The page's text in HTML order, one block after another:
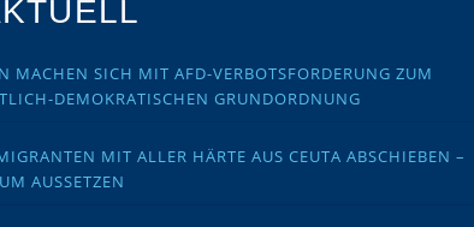
MACHEN SICH MIT AFD-VERBOTSFORDERUNG ZUM
DEMOKRATISCHEN GRUNDORDNUNG
MIT ALLER HÄRTE AUS CEUTA ABSCHIEBEN –
AUSSETZEN